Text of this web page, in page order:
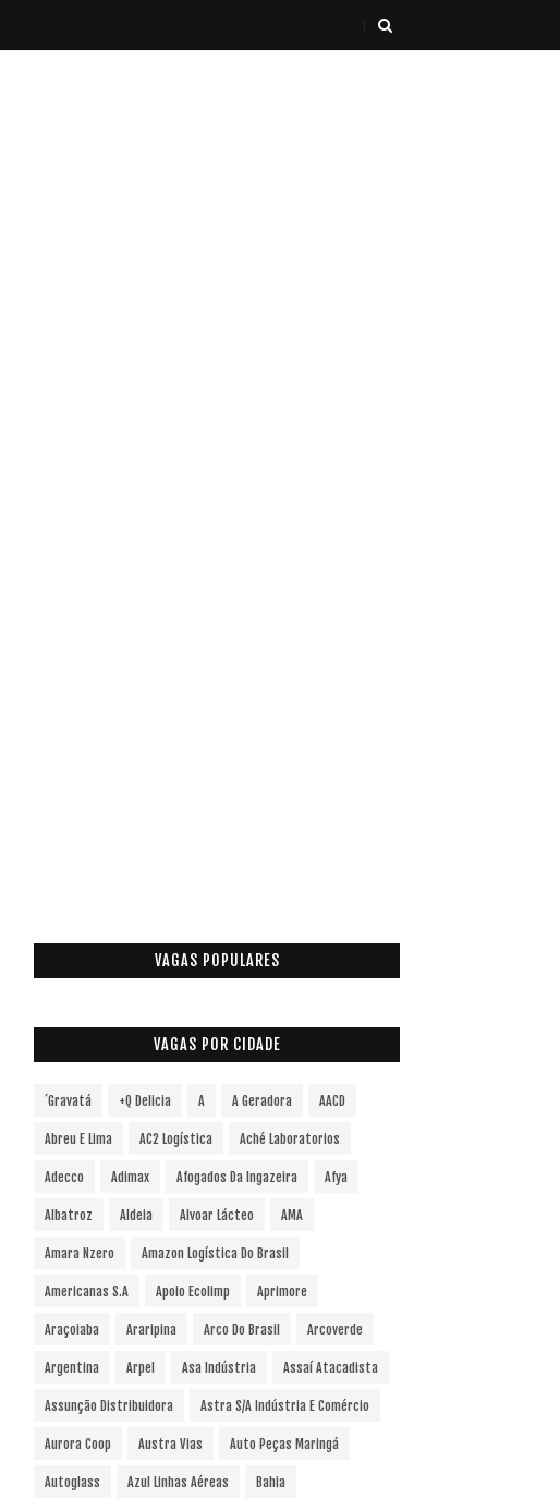
VAGAS POPULARES
VAGAS POR CIDADE
´Gravatá +Q Delicia A A Geradora AACD
Abreu E Lima AC2 Logística Aché Laboratorios
Adecco Adimax Afogados Da Ingazeira Afya
Albatroz Aldeia Alvoar Lácteo AMA
Amara Nzero Amazon Logística Do Brasil
Americanas S.A Apoio Ecolimp Aprimore
Araçoiaba Araripina Arco Do Brasil Arcoverde
Argentina Arpel Asa Indústria Assaí Atacadista
Assunção Distribuidora Astra S/A Indústria E Comércio
Aurora Coop Austra Vias Auto Peças Maringá
Autoglass Azul Linhas Aéreas Bahia